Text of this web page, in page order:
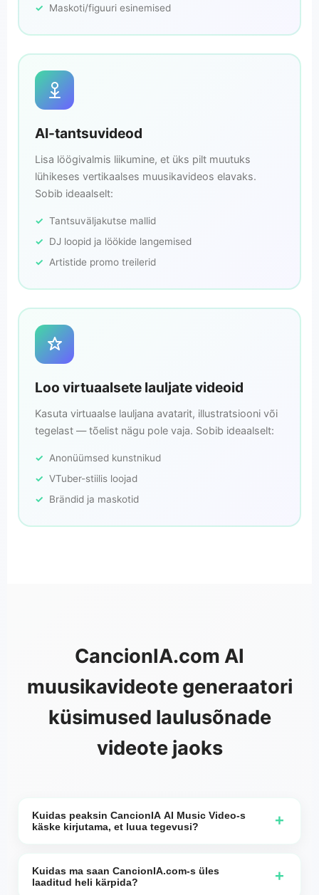
Maskoti/figuuri esinemised
AI-tantsuvideod
Lisa löögivalmis liikumine, et üks pilt muutuks
lühikeses vertikaalses muusikavideos elavaks.
Sobib ideaalselt:
Tantsuväljakutse mallid
DJ loopid ja löökide langemised
Artistide promo treilerid
Loo virtuaalsete lauljate videoid
Kasuta virtuaalse lauljana avatarit, illustratsiooni või
tegelast — tõelist nägu pole vaja. Sobib ideaalselt:
Anonüümsed kunstnikud
VTuber-stiilis loojad
Brändid ja maskotid
CancionIA.com AI
muusikavideote generaatori
küsimused laulusõnade
videote jaoks
Kuidas peaksin CancionIA AI Music Video-s
käske kirjutama, et luua tegevusi?
+
nägevaid videoid, mida on kasutajad loonud.
CancionIA.com AI-muusikavideo genereerib tegevusi
Kuidas ma saan CancionIA.com-s üles
laaditud heli kärpida?
+